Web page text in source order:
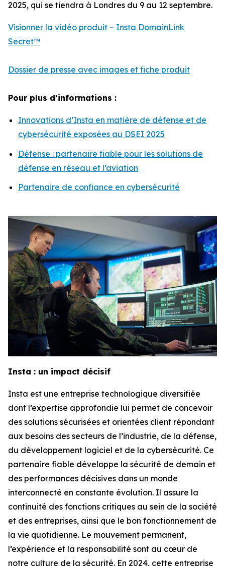
2025, qui se tiendra à Londres du 9 au 12 septembre.
Visionner la vidéo produit – Insta DomainLink
Secret™
Dossier de presse avec images et fiche produit
Pour plus d’informations :
Innovations d’Insta en matière de défense et de
cybersécurité exposées au DSEI 2025
Défense : partenaire fiable pour les solutions de
défense en réseau et l’aviation
Partenaire de confiance en cybersécurité
Insta : un impact décisif
Insta est une entreprise technologique diversifiée
dont l’expertise approfondie lui permet de concevoir
des solutions sécurisées et orientées client répondant
aux besoins des secteurs de l’industrie, de la défense,
du développement logiciel et de la cybersécurité. Ce
partenaire fiable développe la sécurité de demain et
des performances décisives dans un monde
interconnecté en constante évolution. Il assure la
continuité des fonctions critiques au sein de la société
et des entreprises, ainsi que le bon fonctionnement de
la vie quotidienne. Le mouvement permanent,
l’expérience et la responsabilité sont au cœur de
notre culture de la sécurité. En 2024, cette entreprise